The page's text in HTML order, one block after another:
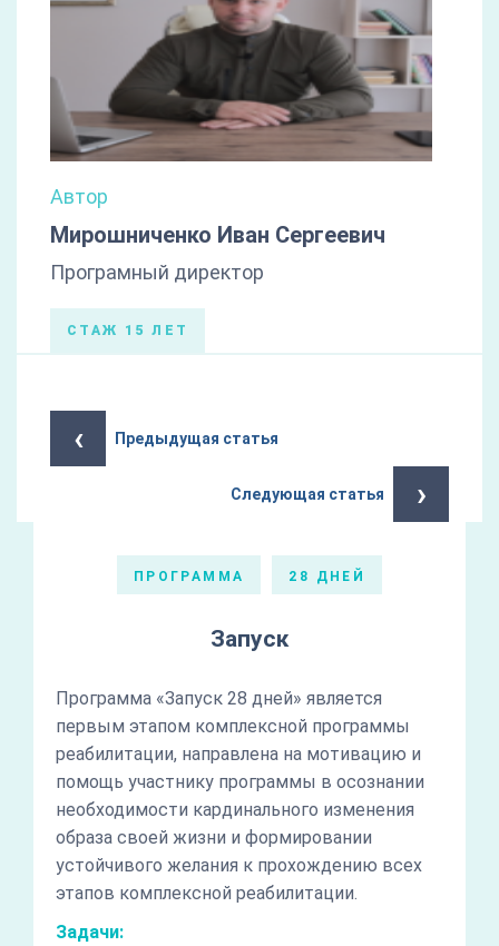
Автор
Мирошниченко Иван Сергеевич
Програмный директор
СТАЖ 15 ЛЕТ
‹ Предыдущая статья
Следующая статья ›
ПРОГРАММА 28 ДНЕЙ
Запуск
Программа «Запуск 28 дней» является
первым этапом комплексной программы
реабилитации, направлена на мотивацию и
помощь участнику программы в осознании
необходимости кардинального изменения
образа своей жизни и формировании
устойчивого желания к прохождению всех
этапов комплексной реабилитации.
Задачи: